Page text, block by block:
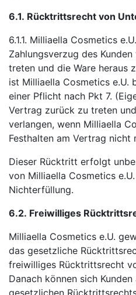
6.1. Rücktrittsrecht von
6.1.1. Milliaella Cosmetics
Zahlungsverzug des
treten und die Ware heraus
ist Milliaella Cosmetics e.U.
einer Pflicht nach Pkt 7.
Vertrag zurück zu treten
verlangen, wenn Milliaella
Festhalten am Vertrag nicht
Dieser Rücktritt erfolgt
von Milliaella Cosmetics
Nichterfüllung.
6.2. Freiwilliges
Milliaella Cosmetics e.U.
das gesetzliche
freiwilliges Rücktrittsrecht
Danach können sich
gesetzlichen